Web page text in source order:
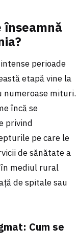
înseamnă
perioade
etapă vine la
numeroase mituri.
încă se
privind
pe care le
de sănătate a
mediul rural
de spitale sau
Cum se